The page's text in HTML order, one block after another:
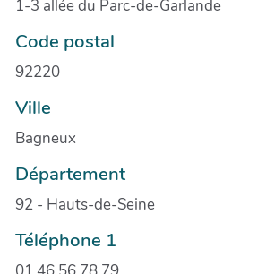
1-3 allée du Parc-de-Garlande
Code postal
92220
Ville
Bagneux
Département
92 - Hauts-de-Seine
Téléphone 1